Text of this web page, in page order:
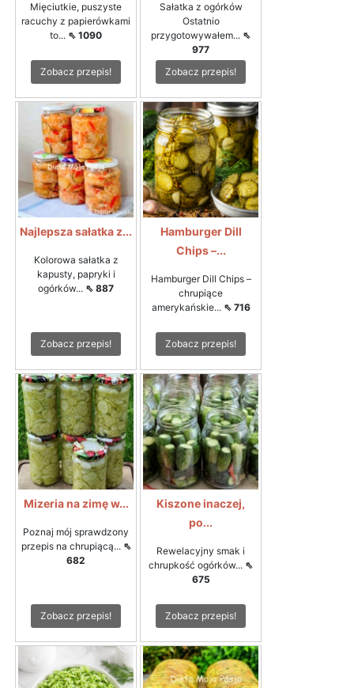
Mięciutkie, puszyste
racuchy z papierówkami
to... ⇖ 1090
Zobacz przepis!
Sałatka z ogórków
Ostatnio
przygotowywałem... ⇖
977
Zobacz przepis!
Najlepsza sałatka z...
Kolorowa sałatka z
kapusty, papryki i
ogórków... ⇖ 887
Zobacz przepis!
Hamburger Dill
Chips –...
Hamburger Dill Chips –
chrupiące
amerykańskie... ⇖ 716
Zobacz przepis!
Mizeria na zimę w...
Poznaj mój sprawdzony
przepis na chrupiącą... ⇖
682
Zobacz przepis!
Kiszone inaczej,
po...
Rewelacyjny smak i
chrupkość ogórków... ⇖
675
Zobacz przepis!